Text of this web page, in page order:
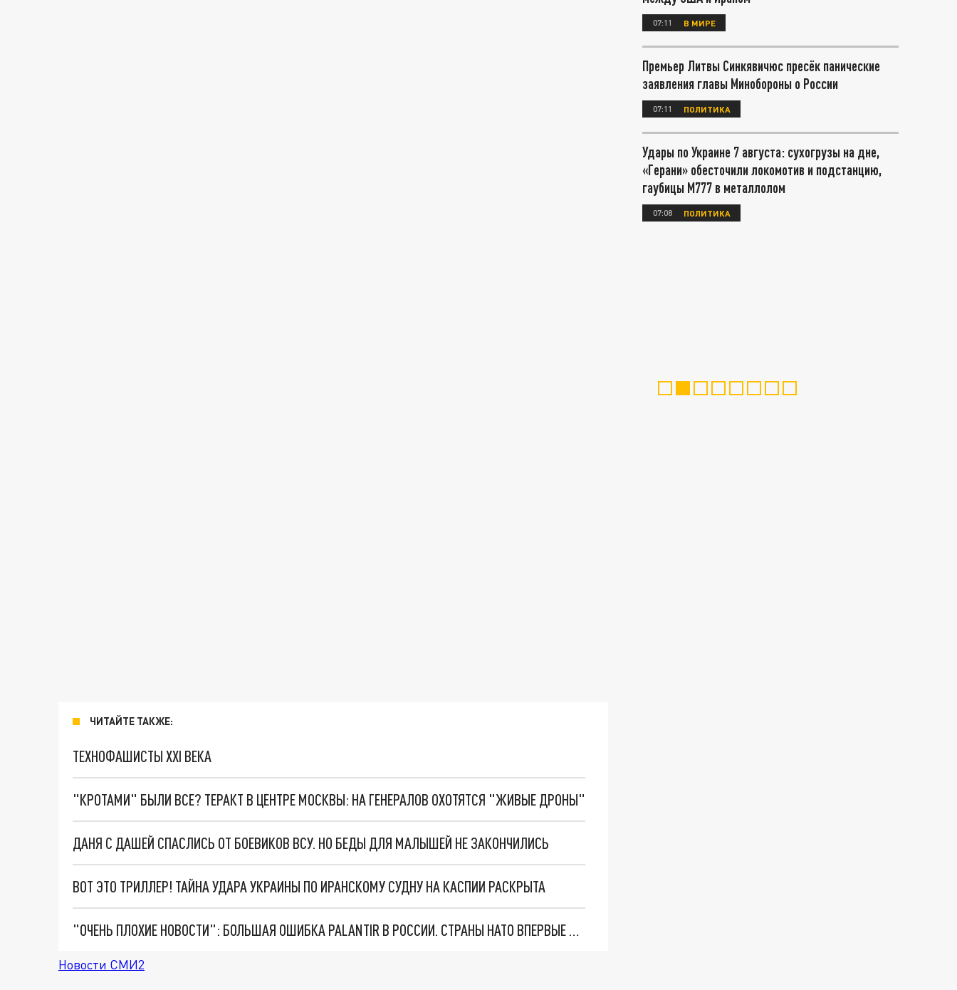
ЧИТАЙТЕ ТАКЖЕ:
ТЕХНОФАШИСТЫ XXI ВЕКА
"КРОТАМИ" БЫЛИ ВСЕ? ТЕРАКТ В ЦЕНТРЕ МОСКВЫ: НА ГЕНЕРАЛОВ ОХОТЯТСЯ "ЖИВЫЕ ДРОНЫ"
ДАНЯ С ДАШЕЙ СПАСЛИСЬ ОТ БОЕВИКОВ ВСУ. НО БЕДЫ ДЛЯ МАЛЫШЕЙ НЕ ЗАКОНЧИЛИСЬ
ВОТ ЭТО ТРИЛЛЕР! ТАЙНА УДАРА УКРАИНЫ ПО ИРАНСКОМУ СУДНУ НА КАСПИИ РАСКРЫТА
"ОЧЕНЬ ПЛОХИЕ НОВОСТИ": БОЛЬШАЯ ОШИБКА PALANTIR В РОССИИ. СТРАНЫ НАТО ВПЕРВЫЕ ЗА СВО ОСТАНОВИЛИ ПОСТАВКИ ОРУЖИЯ. ВСУ ТЕРЯЮТ ПРИГРАНИЧЬЕ?
Новости СМИ2
07:11 В МИРЕ
Премьер Литвы Синкявичюс пресёк панические
заявления главы Минобороны о России
07:11 ПОЛИТИКА
Удары по Украине 7 августа: сухогрузы на дне,
«Герани» обесточили локомотив и подстанцию,
гаубицы М777 в металлолом
07:08 ПОЛИТИКА